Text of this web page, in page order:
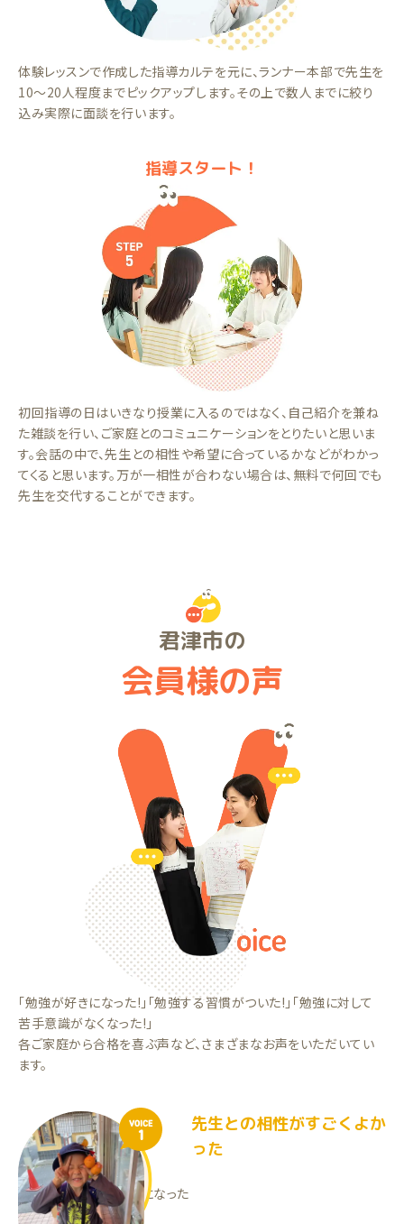
体験レッスンで作成した指導カルテを元に、ランナー本部で先生を
10～20人程度までピックアップします。その上で数人までに絞り
込み実際に面談を行います。
指導スタート！
初回指導の日はいきなり授業に入るのではなく、自己紹介を兼ね
た雑談を行い、ご家庭とのコミュニケーションをとりたいと思いま
す。会話の中で、先生との相性や希望に合っているかなどがわかっ
てくると思います。万が一相性が合わない場合は、無料で何回でも
先生を交代することができます。
君津市の
会員様の声
「勉強が好きになった!」「勉強する習慣がついた!」「勉強に対して
苦手意識がなくなった!」
各ご家庭から合格を喜ぶ声など、さまざまなお声をいただいてい
ます。
VOICE
1
先生との相性がすごくよか
った
勉強を理解できるようになった
RNくん（小1）